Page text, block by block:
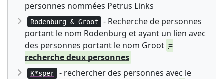
personnes nommées Petrus Links
Rodenburg & Groot
- Recherche de personnes
portant le nom Rodenburg et ayant un lien avec
des personnes portant le nom Groot =
recherche deux personnes
K*sper
- rechercher des personnes avec le